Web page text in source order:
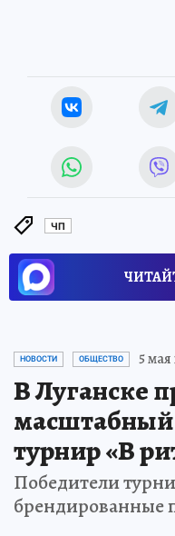
ЧП
НОВОСТИ ОБЩЕСТВО 5 мая
В Луганске
турнир «В
Победители
брендированные